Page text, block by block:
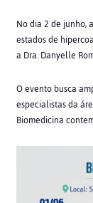
No dia 2 de junho,
estados de
a Dra. Danyelle
O evento busca
especialistas da
Biomedicina